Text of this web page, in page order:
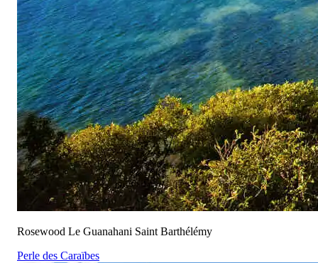
Rosewood Le Guanahani Saint Barthélémy
Perle des Caraïbes